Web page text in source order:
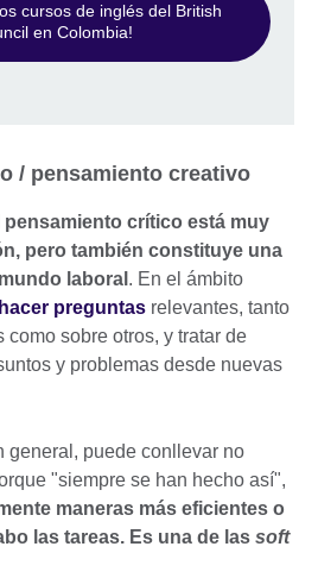
cursos de inglés del British
en Colombia!
/ pensamiento creativo
pensamiento crítico está muy
pero también constituye una
laboral . En el ámbito
hacer preguntas relevantes, tanto
como sobre otros, y tratar de
y problemas desde nuevas
general, puede conllevar no
"siempre se han hecho así",
maneras más eficientes o
las tareas. Es una de las soft